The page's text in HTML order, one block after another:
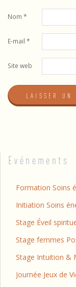
Nom *
E-mail *
Site web
Evénements
Formation Soins
Initiation Soins
Stage Éveil
Stage femmes
Stage Intuition &
Journée Jeux de